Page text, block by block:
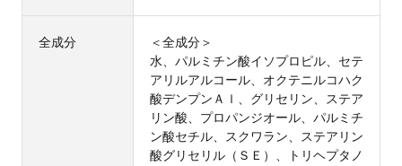
全成分
＜全成分＞
水、パルミチン酸イソプロピル、セテ
アリルアルコール、オクテニルコハク
酸デンプンＡｌ、グリセリン、ステア
リン酸、プロパンジオール、パルミチ
ン酸セチル、スクワラン、ステアリン
酸グリセリル（ＳＥ）、トリヘプタノ